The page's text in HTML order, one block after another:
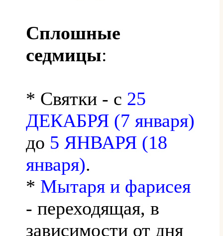
Сплошные
седмицы:
* Святки - с 25
ДЕКАБРЯ (7 января)
до 5 ЯНВАРЯ (18
января).
* Мытаря и фарисея
- переходящая, в
зависимости от дня